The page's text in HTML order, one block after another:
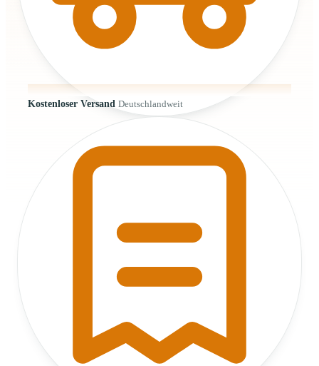
Kostenloser Versand Deutschlandweit